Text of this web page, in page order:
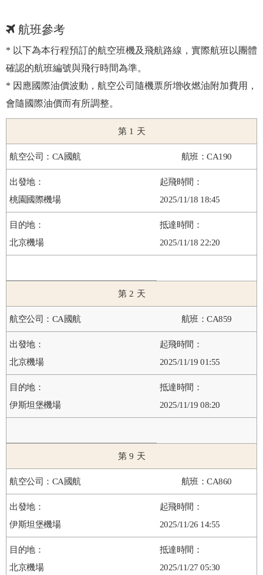
航班參考
* 以下為本行程預訂的航空班機及飛航路線，實際航班以團體
確認的航班編號與飛行時間為準。
* 因應國際油價波動，航空公司隨機票所增收燃油附加費用，
會隨國際油價而有所調整。
1
CA國航 CA190
桃園國際機場 2025/11/18 18:45
北京機場 2025/11/18 22:20
2
CA國航 CA859
北京機場 2025/11/19 01:55
伊斯坦堡機場 2025/11/19 08:20
9
CA國航 CA860
伊斯坦堡機場 2025/11/26 14:55
北京機場 2025/11/27 05:30